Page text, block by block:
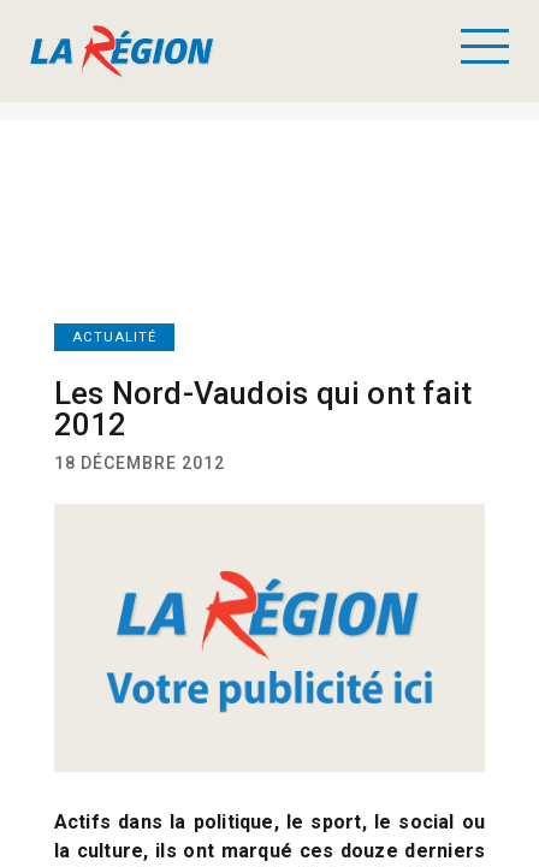
ACTUALITÉ
Les Nord-Vaudois qui ont fait
2012
18 DÉCEMBRE 2012
Actifs dans la politique, le sport, le social ou
la culture, ils ont marqué ces douze derniers